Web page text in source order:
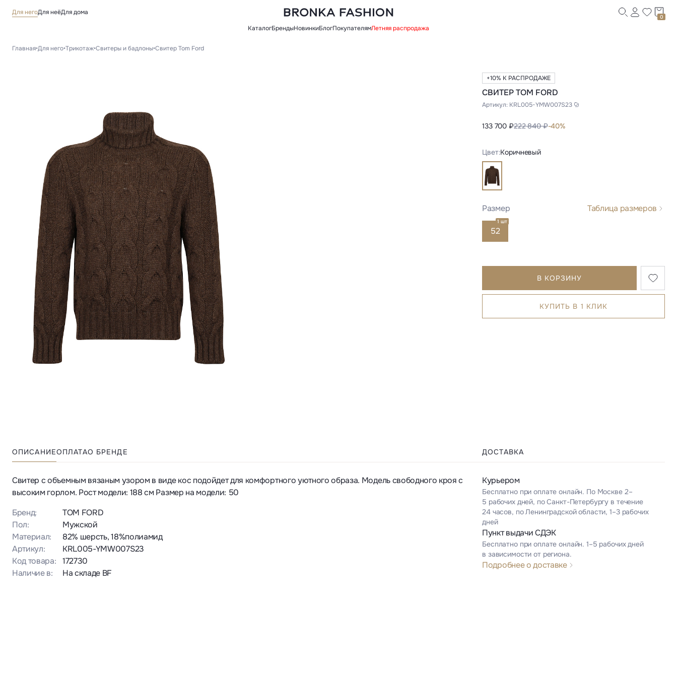
Для негоДля неёДля дома
0
КаталогБрендыНовинкиБлогПокупателямЛетняя распродажа
Главная•Для него•Трикотаж•Свитеры и бадлоны•Свитер Tom Ford
+10% К РАСПРОДАЖЕ
СВИТЕР TOM FORD
Артикул: KRL005-YMW007S23
133 700 ₽222 840 ₽-40%
Цвет:Коричневый
Размер Таблица размеров
52
1 шт
В КОРЗИНУ
КУПИТЬ В 1 КЛИК
ОПИСАНИЕОПЛАТАО БРЕНДЕ
Свитер с объемным вязаным узором в виде кос подойдет для комфортного уютного образа. Модель свободного кроя с
высоким горлом. Рост модели: 188 см Размер на модели: 50
Бренд:
TOM FORD
Пол:
Мужской
Материал:
82% шерсть, 18%полиамид
Артикул:
KRL005-YMW007S23
Код товара:
172730
Наличие в:
На складе BF
ДОСТАВКА
Курьером
Бесплатно при оплате онлайн. По Москве 2–
5 рабочих дней, по Санкт-Петербургу в течение
24 часов, по Ленинградской области, 1–3 рабочих
дней
Пункт выдачи СДЭК
Бесплатно при оплате онлайн. 1–5 рабочих дней
в зависимости от региона.
Подробнее о доставке